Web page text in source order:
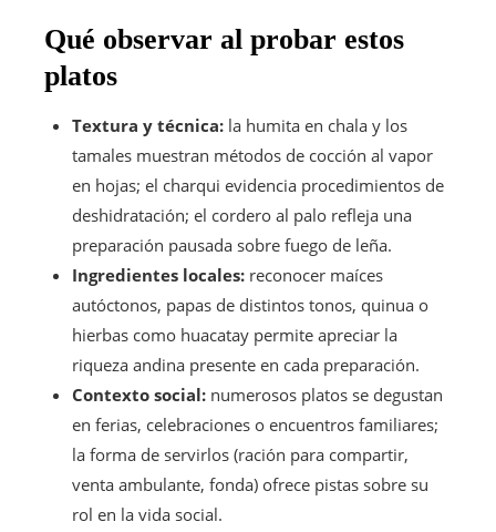
Qué observar al probar estos
platos
Textura y técnica: la humita en chala y los
tamales muestran métodos de cocción al vapor
en hojas; el charqui evidencia procedimientos de
deshidratación; el cordero al palo refleja una
preparación pausada sobre fuego de leña.
Ingredientes locales: reconocer maíces
autóctonos, papas de distintos tonos, quinua o
hierbas como huacatay permite apreciar la
riqueza andina presente en cada preparación.
Contexto social: numerosos platos se degustan
en ferias, celebraciones o encuentros familiares;
la forma de servirlos (ración para compartir,
venta ambulante, fonda) ofrece pistas sobre su
rol en la vida social.